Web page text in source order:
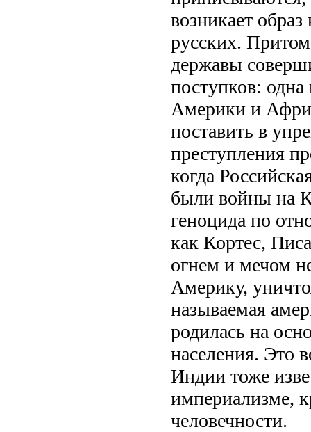
возникает
русских.
державы
поступков:
Америки и
поставить в
преступления
когда
были войны на
геноцида по
как Кортес,
огнем и мечом
Америку,
называемая
родилась на
населения. Это
Индии тоже
империализме,
человечности.